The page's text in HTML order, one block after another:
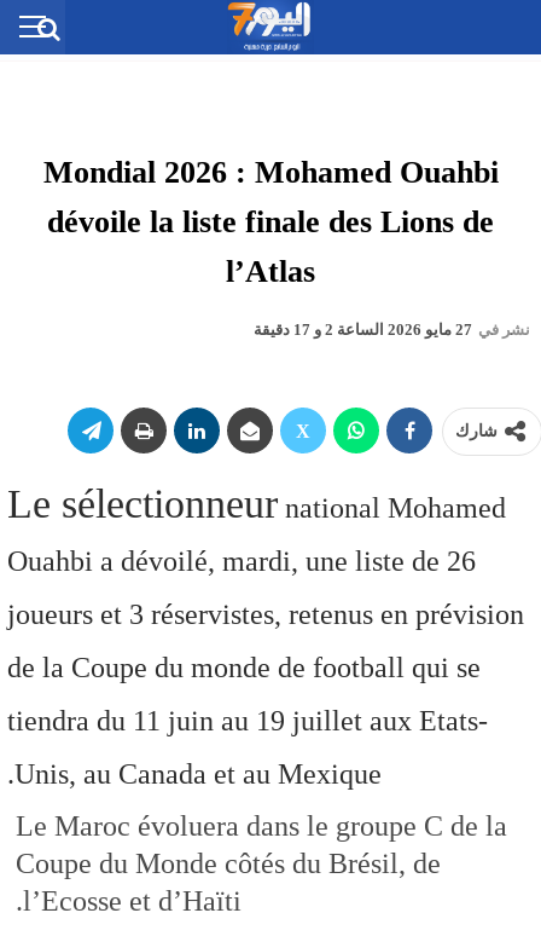
Mondial 2026 : Mohamed Ouahbi
dévoile la liste finale des Lions de
l’Atlas
نشر في 27 مايو 2026 الساعة 2 و 17 دقيقة
شارك
Le sélectionneur national Mohamed
Ouahbi a dévoilé, mardi, une liste de 26
joueurs et 3 réservistes, retenus en prévision
de la Coupe du monde de football qui se
tiendra du 11 juin au 19 juillet aux Etats-
Unis, au Canada et au Mexique.
Le Maroc évoluera dans le groupe C de la
Coupe du Monde côtés du Brésil, de
l’Ecosse et d’Haïti.